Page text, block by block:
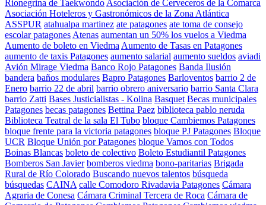
Rionegrina de Taekwondo Asociación de Cerveceros de la Comarca
Asociación Hoteleros y Gastronómicos de la Zona Atlántica
ASSPUR atahualpa martinez ate patagones ate toma de consejo
escolar patagones Atenas aumentan un 50% los vuelos a Viedma
Aumento de boleto en Viedma Aumento de Tasas en Patagones
aumento de taxis Patagones aumento salarial aumento sueldos aviadi
Avión Mirage Viedma Banco Rojo Patagones Banda Ilusión
bandera baños modulares Bapro Patagones Barloventos barrio 2 de
Enero barrio 22 de abril barrio obrero aniversario barrio Santa Clara
barrio Zatti Bases Justicialistas - Kolina Basquet Becas municipales
Patagones becas patagones Bettina Paez biblioteca pablo neruda
Biblioteca Teatral de la sala El Tubo bloque Cambiemos Patagones
bloque frente para la victoria patagones bloque PJ Patagones Bloque
UCR Bloque Unión por Patagones bloque Vamos con Todos
Boinas Blancas boleto de colectivo Boleto Estudiantil Patagones
Bomberos San Javier bomberos viedma bono-paritarias Brigada
Rural de Río Colorado Buscando nuevos talentos búsqueda
búsquedas CAINA calle Comodoro Rivadavia Patagones Cámara
Agraria de Conesa Cámara Criminal Tercera de Roca Cámara de